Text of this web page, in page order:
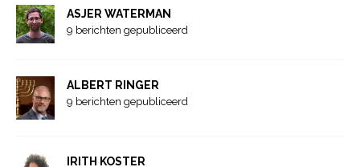
ASJER WATERMAN
9 berichten gepubliceerd
ALBERT RINGER
9 berichten gepubliceerd
IRITH KOSTER